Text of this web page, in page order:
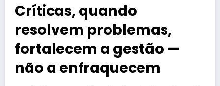
Críticas, quando
resolvem problemas,
fortalecem a gestão —
não a enfraquecem